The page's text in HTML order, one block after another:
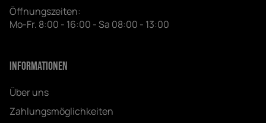
Öffnungszeiten:
Mo-Fr. 8:00 - 16:00 - Sa 08:00 - 13:00
Informationen
Über uns
Zahlungsmöglichkeiten